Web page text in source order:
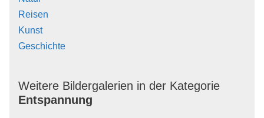
Reisen
Kunst
Geschichte
Weitere Bildergalerien in der Kategorie
Entspannung